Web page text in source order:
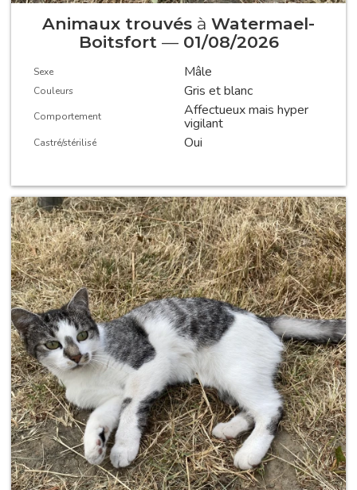
Animaux trouvés à Watermael-
Boitsfort — 01/08/2026
Sexe Mâle
Couleurs Gris et blanc
Comportement Affectueux mais hyper
vigilant
Castré/stérilisé Oui